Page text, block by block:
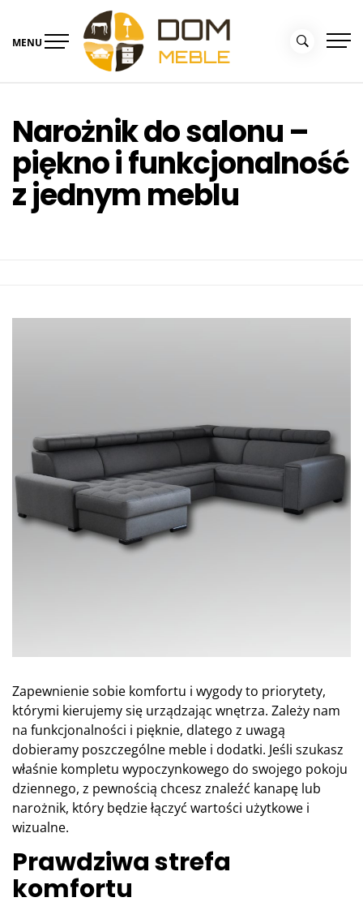
content
MENU
Narożnik do salonu –
piękno i funkcjonalność
z jednym meblu
Zapewnienie sobie komfortu i wygody to priorytety,
którymi kierujemy się urządzając wnętrza. Zależy nam
na funkcjonalności i pięknie, dlatego z uwagą
dobieramy poszczególne meble i dodatki. Jeśli szukasz
właśnie kompletu wypoczynkowego do swojego pokoju
dziennego, z pewnością chcesz znaleźć kanapę lub
narożnik, który będzie łączyć wartości użytkowe i
wizualne.
Prawdziwa strefa
komfortu